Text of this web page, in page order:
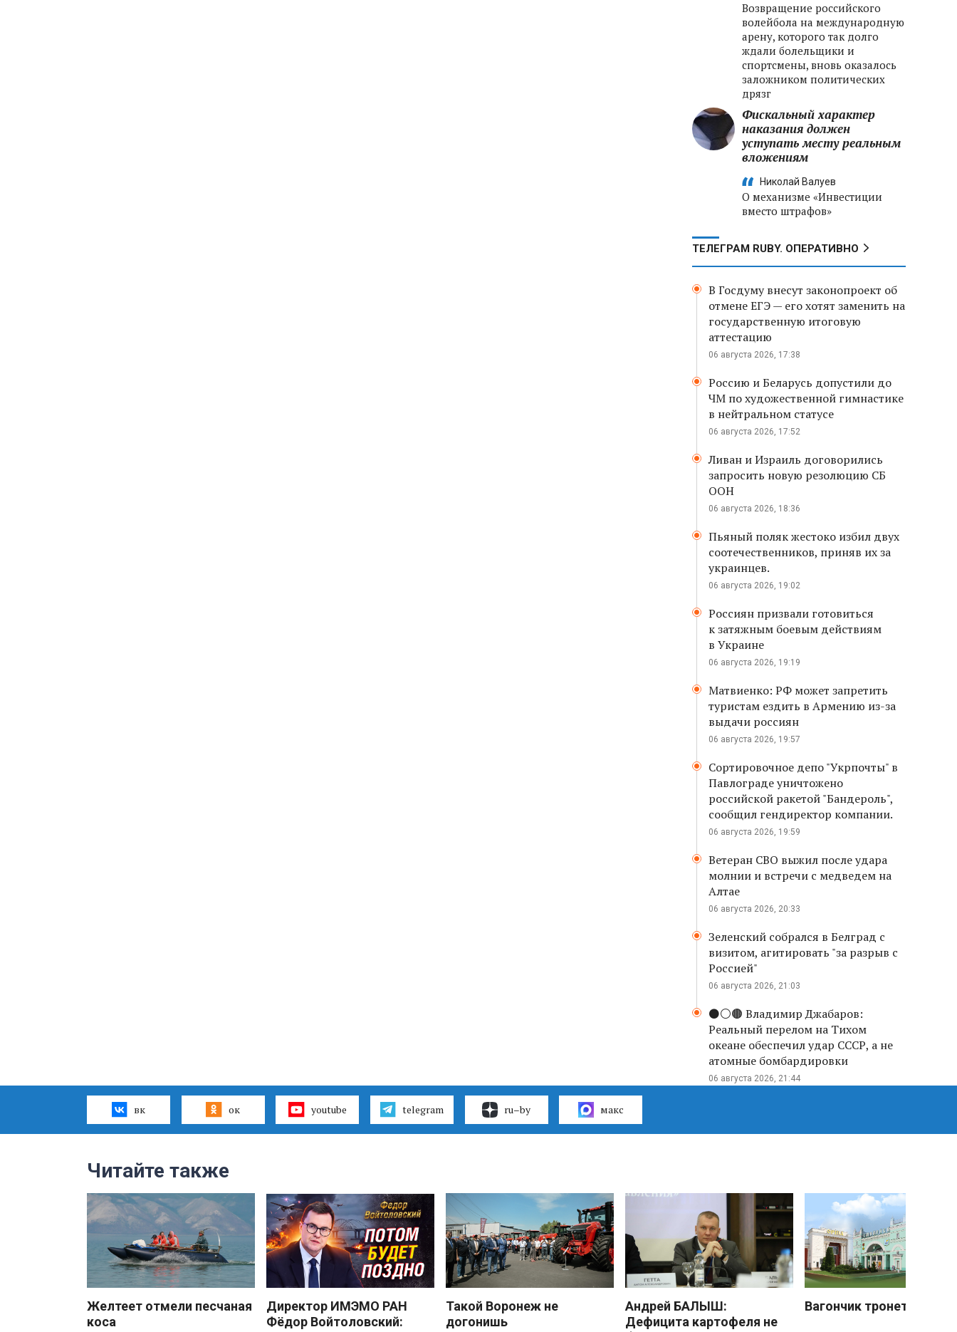
Возвращение российского
волейбола на международную
арену, которого так долго
ждали болельщики и
спортсмены, вновь оказалось
заложником политических
дрязг
Фискальный характер
наказания должен
уступать месту реальным
вложениям
Николай Валуев
О механизме «Инвестиции
вместо штрафов»
ТЕЛЕГРАМ RUBY. ОПЕРАТИВНО
В Госдуму внесут законопроект об
отмене ЕГЭ — его хотят заменить на
государственную итоговую
аттестацию
06 августа 2026, 17:38
Россию и Беларусь допустили до
ЧМ по художественной гимнастике
в нейтральном статусе
06 августа 2026, 17:52
Ливан и Израиль договорились
запросить новую резолюцию СБ
ООН
06 августа 2026, 18:36
Пьяный поляк жестоко избил двух
соотечественников, приняв их за
украинцев.
06 августа 2026, 19:02
Россиян призвали готовиться
к затяжным боевым действиям
в Украине
06 августа 2026, 19:19
Матвиенко: РФ может запретить
туристам ездить в Армению из-за
выдачи россиян
06 августа 2026, 19:57
Сортировочное депо "Укрпочты" в
Павлограде уничтожено
российской ракетой "Бандероль",
сообщил гендиректор компании.
06 августа 2026, 19:59
Ветеран СВО выжил после удара
молнии и встречи с медведем на
Алтае
06 августа 2026, 20:33
Зеленский собрался в Белград с
визитом, агитировать "за разрыв с
Россией"
06 августа 2026, 21:03
⚫️⚪️🟤 Владимир Джабаров:
Реальный перелом на Тихом
океане обеспечил удар СССР, а не
атомные бомбардировки
06 августа 2026, 21:44
вк ок youtube telegram ru–by макс
Читайте также
Желтеет отмели песчаная
коса
Директор ИМЭМО РАН
Фёдор Войтоловский:
Такой Воронеж не
догонишь
Андрей БАЛЫШ:
Дефицита картофеля не
Вагончик тронется